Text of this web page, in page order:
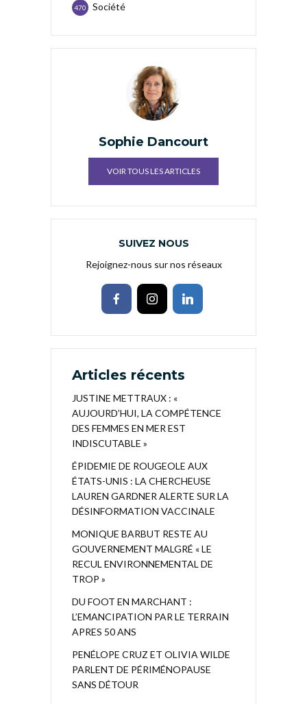
Société
470
Sophie Dancourt
VOIR TOUS LES ARTICLES
SUIVEZ NOUS
Rejoignez-nous sur nos réseaux
Articles récents
JUSTINE METTRAUX : «
AUJOURD’HUI, LA COMPÉTENCE
DES FEMMES EN MER EST
INDISCUTABLE »
ÉPIDEMIE DE ROUGEOLE AUX
ÉTATS-UNIS : LA CHERCHEUSE
LAUREN GARDNER ALERTE SUR LA
DÉSINFORMATION VACCINALE
MONIQUE BARBUT RESTE AU
GOUVERNEMENT MALGRÉ « LE
RECUL ENVIRONNEMENTAL DE
TROP »
DU FOOT EN MARCHANT :
L’EMANCIPATION PAR LE TERRAIN
APRES 50 ANS
PENÉLOPE CRUZ ET OLIVIA WILDE
PARLENT DE PÉRIMÉNOPAUSE
SANS DÉTOUR